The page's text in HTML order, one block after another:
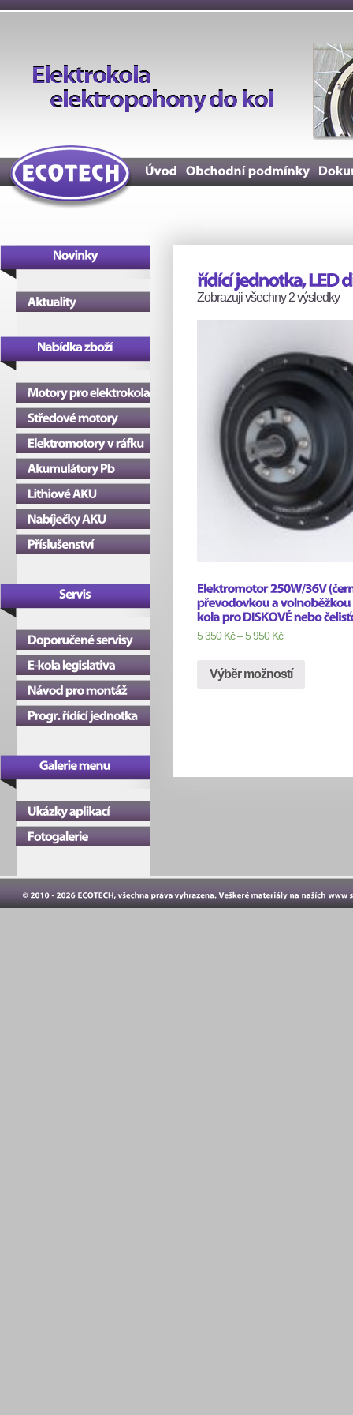
Zobrazuji všechny 2 výsledky
5 350 Kč– 5 950 Kč
Výběr možností